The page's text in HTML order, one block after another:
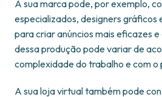
A sua marca pode, por exemplo,
especializados, designers gráficos
para criar anúncios mais eficazes
dessa produção pode variar de
complexidade do trabalho e com o
A sua loja virtual também pode